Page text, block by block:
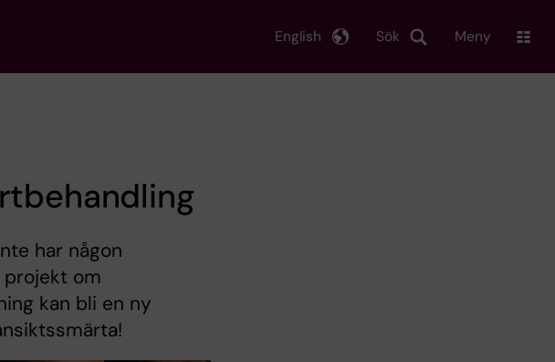
Sök
English Meny
har någon
om
kan bli en ny